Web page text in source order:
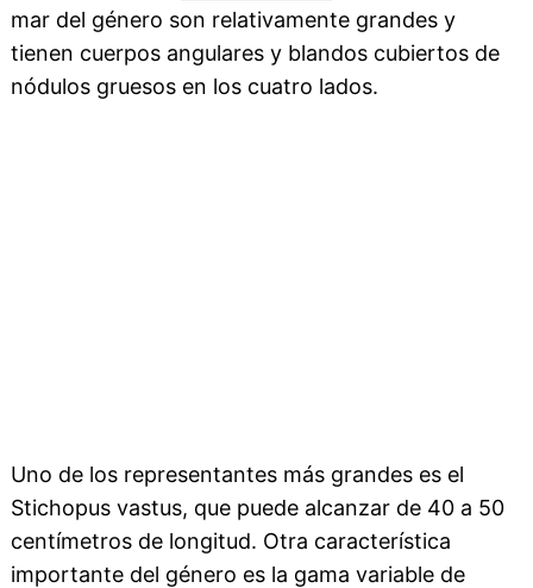
mar del género son relativamente grandes y
tienen cuerpos angulares y blandos cubiertos de
nódulos gruesos en los cuatro lados.
Uno de los representantes más grandes es el
Stichopus vastus, que puede alcanzar de 40 a 50
centímetros de longitud. Otra característica
importante del género es la gama variable de